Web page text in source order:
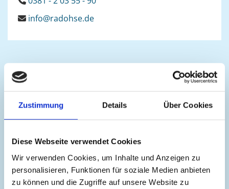
Zustimmung Details Über Cookies
Diese Webseite verwendet Cookies
Wir verwenden Cookies, um Inhalte und Anzeigen zu
personalisieren, Funktionen für soziale Medien anbieten
zu können und die Zugriffe auf unsere Website zu
 info@radohse.de
Unser Team
Unser Team besteht aus vier erfahrenen